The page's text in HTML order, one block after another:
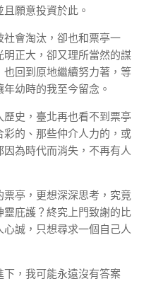
願意投資於此。
會淘汰，卻也和票亭一
正大，卻又理所當然的謀
回到原地繼續努力著，等
幼時的我至今留念。
史，臺北再也看不到票亭
的、那些仲介人力的，或
為時代而消失，不再有人
亭，更想深深思考，究竟
庇護？終究上門致謝的比
誠，只想尋求一個自己人
，我可能永遠沒有答案